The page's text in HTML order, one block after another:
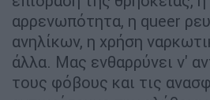
αρρενωπότητα, η queer
ανηλίκων, η χρήση
άλλα. Μας ενθαρρύνει ν'
τους φόβους και τις